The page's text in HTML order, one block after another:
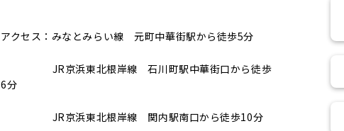
アクセス：みなとみらい線 元町中華街駅から徒歩5分
JR京浜東北根岸線 石川町駅中華街口から徒歩
6分
JR京浜東北根岸線 関内駅南口から徒歩10分